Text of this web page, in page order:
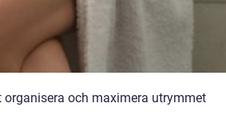
och maximera utrymmet